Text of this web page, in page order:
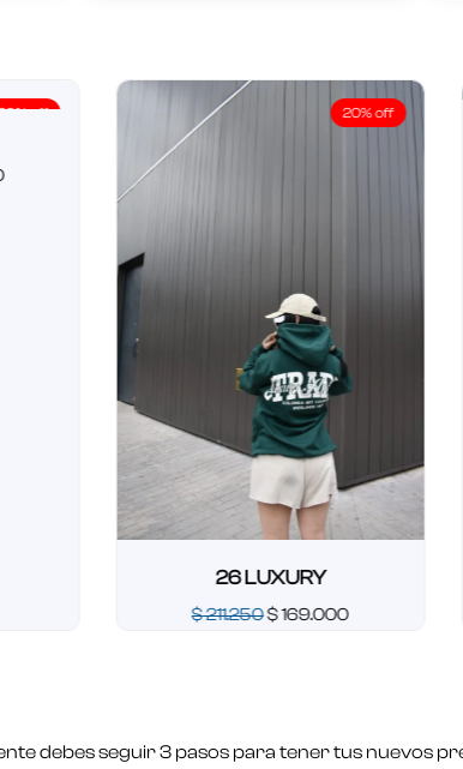
off 20% off
26 LUXURY
211.250$169.000
debes seguir 3 pasos para tener tus nuevos